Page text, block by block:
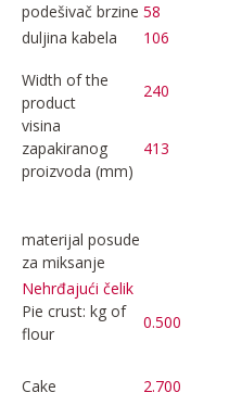
podešivač brzine 58
duljina kabela
106
Width of the
product
240
visina
zapakiranog
proizvoda (mm)
413
materijal posude
za miksanje
Nehrđajući čelik
Pie crust: kg of
flour
0.500
Cake
2.700